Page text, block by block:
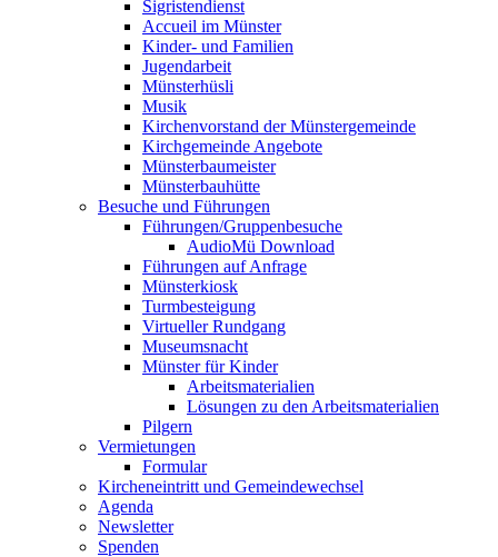
Sigristendienst
Accueil im Münster
Kinder- und Familien
Jugendarbeit
Münsterhüsli
Musik
Kirchenvorstand der Münstergemeinde
Kirchgemeinde Angebote
Münsterbaumeister
Münsterbauhütte
Besuche und Führungen
Führungen/Gruppenbesuche
AudioMü Download
Führungen auf Anfrage
Münsterkiosk
Turmbesteigung
Virtueller Rundgang
Museumsnacht
Münster für Kinder
Arbeitsmaterialien
Lösungen zu den Arbeitsmaterialien
Pilgern
Vermietungen
Formular
Kircheneintritt und Gemeindewechsel
Agenda
Newsletter
Spenden